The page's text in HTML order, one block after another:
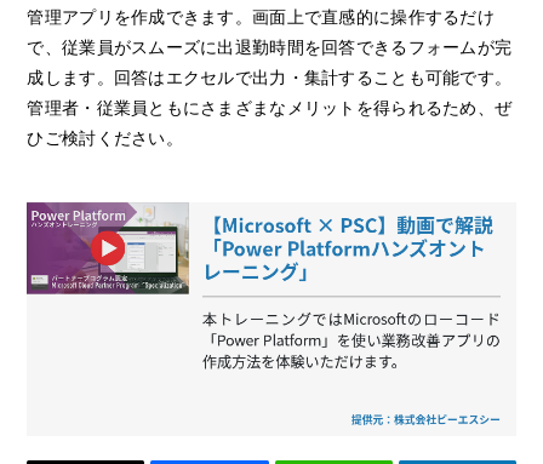
管理アプリを作成できます。画面上で直感的に操作するだけ
で、従業員がスムーズに出退勤時間を回答できるフォームが完
成します。回答はエクセルで出力・集計することも可能です。
管理者・従業員ともにさまざまなメリットを得られるため、ぜ
ひご検討ください。